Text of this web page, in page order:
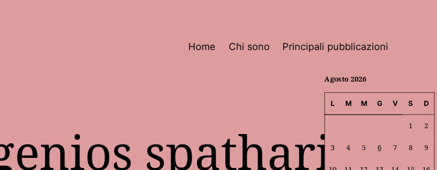
Home Chi sono Principali pubblicazioni
spatharis
Agosto 2026
L M M G V S D
1 2
3 4 5 6 7 8 9